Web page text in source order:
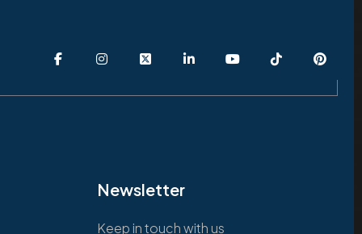
Newsletter
Keep in touch with us